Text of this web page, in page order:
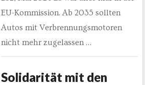
EU-Kommission. Ab 2035 sollten
Autos mit Verbrennungsmotoren
nicht mehr zugelassen …
Solidarität mit den